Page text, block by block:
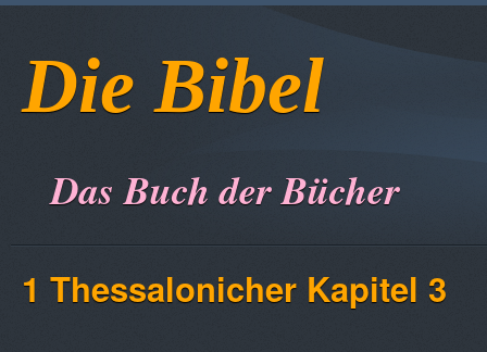
Die Bibel
Das Buch der Bücher
1 Thessalonicher Kapitel 3